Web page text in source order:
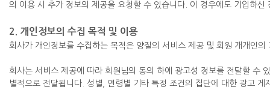
의 이용 시 추가 정보의 제공을 요청할 수 있습니다. 이 경우에도 기입하
2. 개인정보의 수집 목적 및 이용
회사가 개인정보를 수집하는 목적은 양질의 서비스 제공 및 회원 개개인
회사는 서비스 제공에 따라 회원님의 동의 하에 광고성 정보를 전달할 수
별적으로 전달됩니다. 성별, 연령별 기타 특정 조건의 집단에 대한 광고